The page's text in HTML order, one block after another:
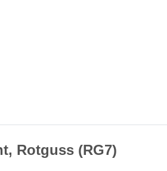
Rotguss (RG7)